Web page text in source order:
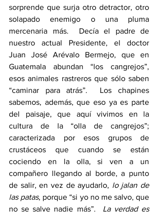
sorprende que surja otro detractor, otro
solapado enemigo o una pluma
mercenaria más.  Decía el padre de
nuestro actual Presidente, el doctor
Juan José Arévalo Bermejo, que en
Guatemala abundan “los cangrejos”,
esos animales rastreros que sólo saben
“caminar para atrás”.  Los chapines
sabemos, además, que eso ya es parte
del paisaje, que aquí vivimos en la
cultura de la “olla de cangrejos”;
caracterizada por esos grupos de
crustáceos que cuando se están
cociendo en la olla, si ven a un
compañero llegando al borde, a punto
de salir, en vez de ayudarlo, lo jalan de
las patas, porque “si yo no me salvo, que
no se salve nadie más”. La verdad es